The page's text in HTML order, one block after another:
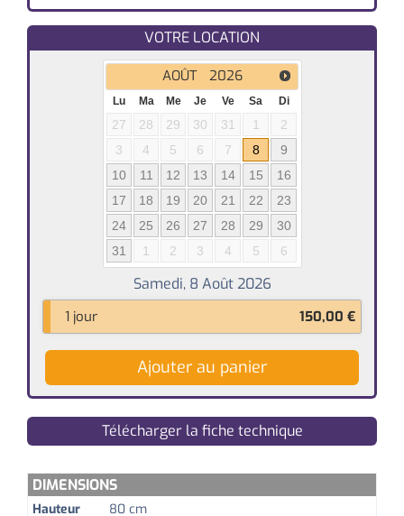
VOTRE LOCATION
AOÛT 2026
Lu Ma Me Je Ve Sa Di
27 28 29 30 31 1
2
3
4 5 6 7 8
9
10
11 12 13 14 15
16
17
18 19 20 21 22
23
24
25 26 27 28 29
30
31
1 2 3 4 5 6
1 jour 150,00 €
Ajouter au panier
Télécharger la fiche technique
DIMENSIONS
Hauteur
80 cm